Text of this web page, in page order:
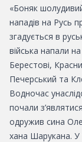
«Боняк
нападів на Русь
згадується в
війська напали
Берестові,
Печерський та
Водночас
почали
одружив сина
хана Шарукана.